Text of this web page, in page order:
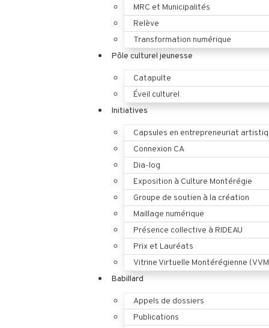
MRC et Municipalités
Relève
Transformation numérique
Pôle culturel jeunesse
Catapulte
Éveil culturel
Initiatives
Capsules en entrepreneuriat
Connexion CA
Dia-log
Exposition à Culture Montérégie
Groupe de soutien à la création
Maillage numérique
Présence collective à RIDEAU
Prix et Lauréats
Vitrine Virtuelle Montérégienne
Babillard
Appels de dossiers
Publications